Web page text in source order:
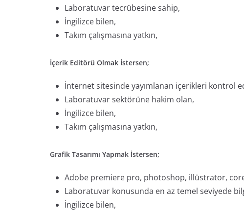
Laboratuvar tecrübesine sahip,
İngilizce bilen,
Takım çalışmasına yatkın,
İçerik Editörü Olmak İstersen;
İnternet sitesinde yayımlanan içerikleri kontrol
Laboratuvar sektörüne hakim olan,
İngilizce bilen,
Takım çalışmasına yatkın,
Grafik Tasarımı Yapmak İstersen;
Adobe premiere pro, photoshop, illüstrator,
Laboratuvar konusunda en az temel seviyede
İngilizce bilen,